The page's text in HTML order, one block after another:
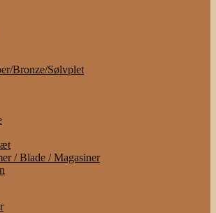
Bronze/Sølvplet
/ Blade / Magasiner